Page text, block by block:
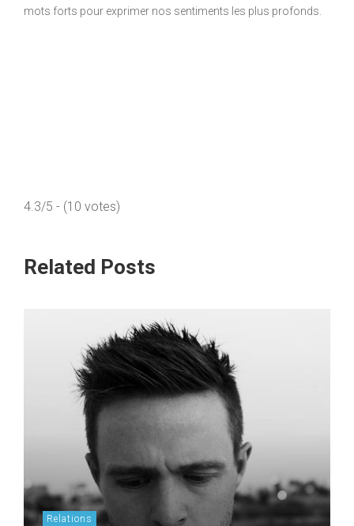
mots forts pour exprimer nos sentiments les plus profonds.
4.3/5 - (10 votes)
Related Posts
Relations